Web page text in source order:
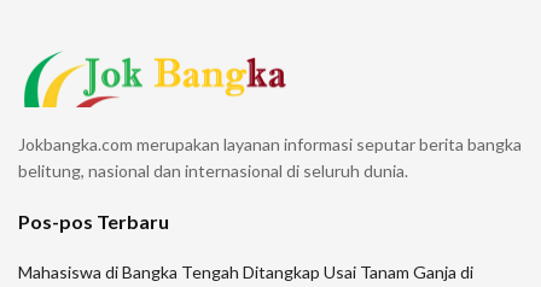
Jokbangka.com merupakan layanan informasi seputar berita bangka
belitung, nasional dan internasional di seluruh dunia.
Pos-pos Terbaru
Mahasiswa di Bangka Tengah Ditangkap Usai Tanam Ganja di